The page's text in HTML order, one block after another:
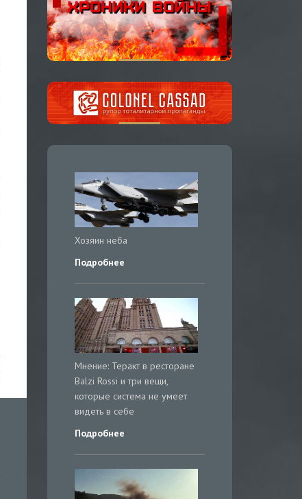
Хозяин неба
Подробнее
Мнение: Теракт в ресторане
Balzi Rossi и три вещи,
которые система не умеет
видеть в себе
Подробнее